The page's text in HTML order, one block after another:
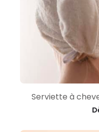
Serviette à